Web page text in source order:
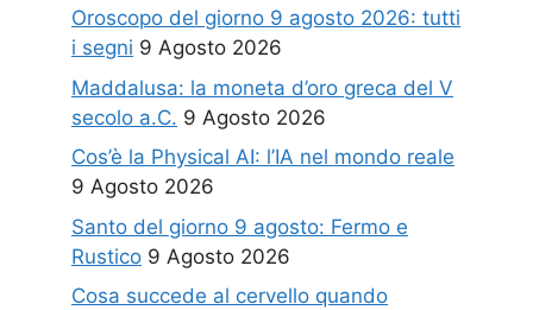
Oroscopo del giorno 9 agosto 2026: tutti
i segni 9 Agosto 2026
Maddalusa: la moneta d’oro greca del V
secolo a.C. 9 Agosto 2026
Cos’è la Physical AI: l’IA nel mondo reale
9 Agosto 2026
Santo del giorno 9 agosto: Fermo e
Rustico 9 Agosto 2026
Cosa succede al cervello quando